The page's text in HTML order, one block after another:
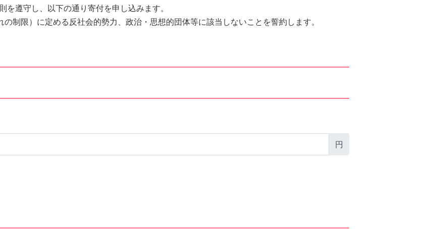
を遵守し、以下の通り寄付を申し込みます。
制限）に定める反社会的勢力、政治・思想的団体等に該当しないことを誓約します。
円